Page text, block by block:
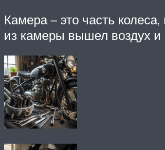
Камера – это часть
из камеры вышел воздух и